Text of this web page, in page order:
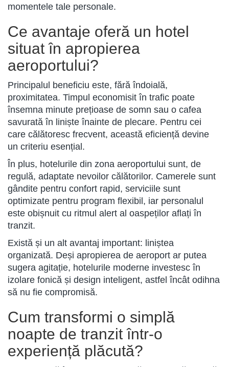
momentele tale personale.
Ce avantaje oferă un hotel
situat în apropierea
aeroportului?
Principalul beneficiu este, fără îndoială,
proximitatea. Timpul economisit în trafic poate
însemna minute prețioase de somn sau o cafea
savurată în liniște înainte de plecare. Pentru cei
care călătoresc frecvent, această eficiență devine
un criteriu esențial.
În plus, hotelurile din zona aeroportului sunt, de
regulă, adaptate nevoilor călătorilor. Camerele sunt
gândite pentru confort rapid, serviciile sunt
optimizate pentru program flexibil, iar personalul
este obișnuit cu ritmul alert al oaspeților aflați în
tranzit.
Există și un alt avantaj important: liniștea
organizată. Deși apropierea de aeroport ar putea
sugera agitație, hotelurile moderne investesc în
izolare fonică și design inteligent, astfel încât odihna
să nu fie compromisă.
Cum transformi o simplă
noapte de tranzit într-o
experiență plăcută?